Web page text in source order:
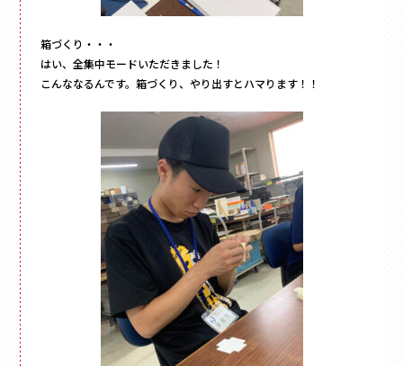
箱づくり・・・
はい、全集中モードいただきました！
こんななるんです。箱づくり、やり出すとハマります！！